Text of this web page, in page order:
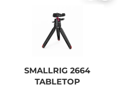
SMALLRIG 2664
TABLETOP